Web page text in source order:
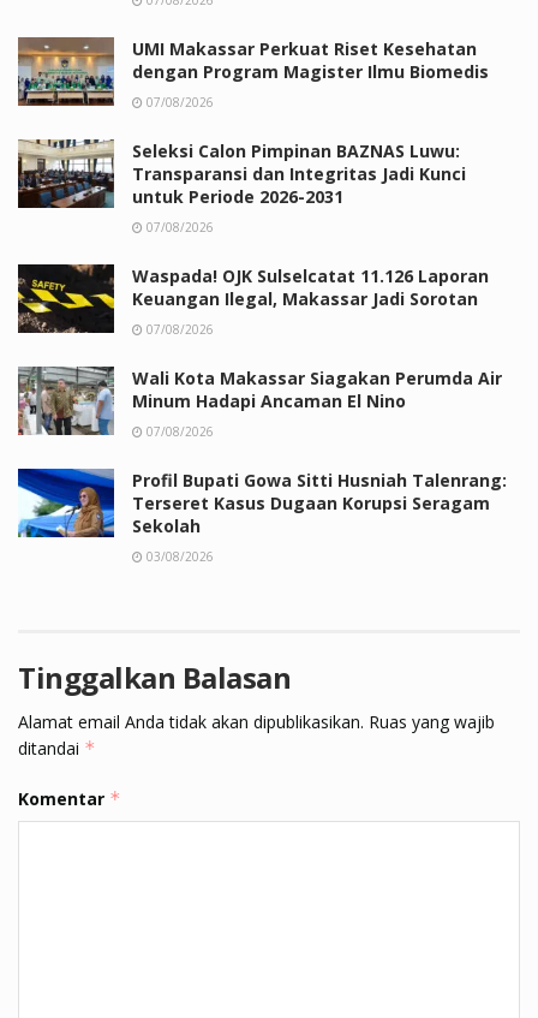
UMI Makassar Perkuat Riset Kesehatan
dengan Program Magister Ilmu Biomedis
07/08/2026
Seleksi Calon Pimpinan BAZNAS Luwu:
Transparansi dan Integritas Jadi Kunci
untuk Periode 2026-2031
07/08/2026
Waspada! OJK Sulselcatat 11.126 Laporan
Keuangan Ilegal, Makassar Jadi Sorotan
07/08/2026
Wali Kota Makassar Siagakan Perumda Air
Minum Hadapi Ancaman El Nino
07/08/2026
Profil Bupati Gowa Sitti Husniah Talenrang:
Terseret Kasus Dugaan Korupsi Seragam
Sekolah
03/08/2026
Tinggalkan Balasan
Alamat email Anda tidak akan dipublikasikan. Ruas yang wajib
ditandai *
Komentar *